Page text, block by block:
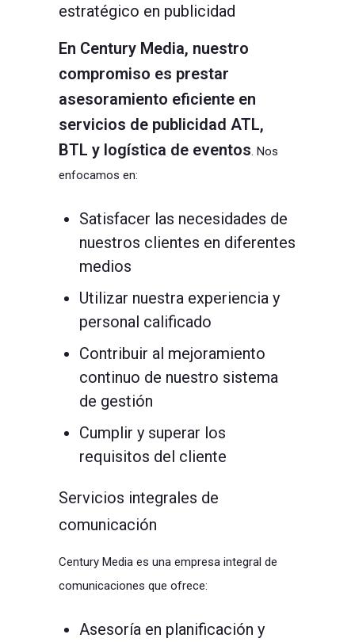
estratégico en publicidad
En Century Media, nuestro
compromiso es prestar
asesoramiento eficiente en
servicios de publicidad ATL,
BTL y logística de eventos. Nos
enfocamos en:
Satisfacer las necesidades de
nuestros clientes en diferentes
medios
Utilizar nuestra experiencia y
personal calificado
Contribuir al mejoramiento
continuo de nuestro sistema
de gestión
Cumplir y superar los
requisitos del cliente
Servicios integrales de
comunicación
Century Media es una empresa integral de
comunicaciones que ofrece:
Asesoría en planificación y